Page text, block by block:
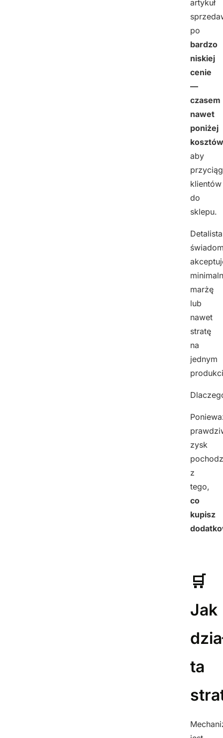
artykuł
po
bardzo
niskiej
cenie
—
czasem
nawet
poniżej
kosztów
aby
klientów
do
sklepu.
Detalista
marżę
lub
nawet
stratę
na
jednym
zysk
z
tego,
co
kupisz
🛒
Jak
ta